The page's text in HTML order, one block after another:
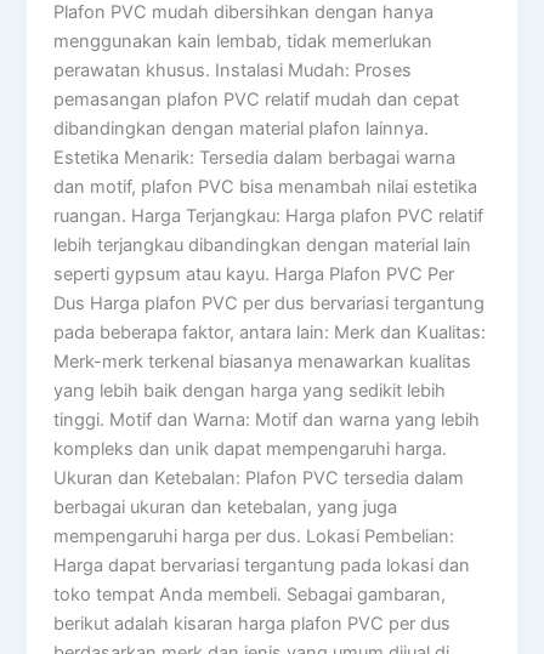
Plafon PVC mudah dibersihkan dengan hanya
menggunakan kain lembab, tidak memerlukan
perawatan khusus. Instalasi Mudah: Proses
pemasangan plafon PVC relatif mudah dan cepat
dibandingkan dengan material plafon lainnya.
Estetika Menarik: Tersedia dalam berbagai warna
dan motif, plafon PVC bisa menambah nilai estetika
ruangan. Harga Terjangkau: Harga plafon PVC relatif
lebih terjangkau dibandingkan dengan material lain
seperti gypsum atau kayu. Harga Plafon PVC Per
Dus Harga plafon PVC per dus bervariasi tergantung
pada beberapa faktor, antara lain: Merk dan Kualitas:
Merk-merk terkenal biasanya menawarkan kualitas
yang lebih baik dengan harga yang sedikit lebih
tinggi. Motif dan Warna: Motif dan warna yang lebih
kompleks dan unik dapat mempengaruhi harga.
Ukuran dan Ketebalan: Plafon PVC tersedia dalam
berbagai ukuran dan ketebalan, yang juga
mempengaruhi harga per dus. Lokasi Pembelian:
Harga dapat bervariasi tergantung pada lokasi dan
toko tempat Anda membeli. Sebagai gambaran,
berikut adalah kisaran harga plafon PVC per dus